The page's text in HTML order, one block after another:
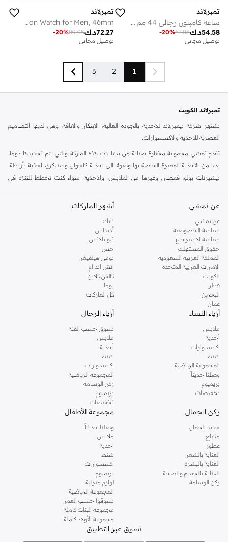
تمبرلاند
ساعة كامبتون رجالي 44 مم بقرص أخضر وحزام جلد بني
د.ك54.58
67.85
-20%
توصيل مجاني
تمبرلاند
Henniker II Green Dial Stainless Steel Bracelet Multifunction Watch for Men, 46mm
د.ك72.27
89.95
-20%
توصيل مجاني
1
2
3
تمبرلاند الكويت
تشتهر شركة تيمبرلاند للاحذية بالجودة العالية، الابتكار والاناقة، وهي لديها التصاميم
العصرية للاحذية والاكسسوارات.
تقدم نمشي مجموعة مختارة بعناية من ستايلات هذه الماركة والتي يتم تجديدها دوما،
بدءا من الاحذية المميزة الخاصة بها وصولا الى احذية كاجوال وسنيكرز، احذية بأربطة،
تيشيرتات بولو، قمصان وغيرها من الملابس، والاحذية. سواء كنت تخطط للتنزه في
في افضل حالاته. هنا في نمشي، لدينا مجموعة متزايدة من الستايلات للرجال، النساء
والاطفال، كل ذلك في مكان واحد.
تسوق تمبرلاند اون لاين السالمية
تعرف احذية تمبرلاند بصلابتها، مهارتها الحرفية وستايلها. جنبا الى جنب مع الجزم
الاسطورية، لدينا جميع احتياجاتك الكاجوال الاخرى في متجر تمبرلاند اون لاين في
نمشي. يمكن العثور على جزم، احذية رياضية وغيرها من الستايلات الاخرى التي ستجدها
في مجموعة تمبرلاند اون لاين. تسوق احذية تمبرلاند اون لاين واحصل على خدمة تسليم
سريع الى عتبة دارك.
عن نمشي
عن نمشي
سياسة الخصوصية
سياسة الاسترجاع
حقوق المستهلك
المملكة العربية السعودية
الإمارات العربية المتحدة
الكويت
قطر
البحرين
عمان
أشهر الماركات
نايك
أديداس
نيو بالانس
جس
تومي هيلفيغر
اتش اند ام
كالفن كلاين
بوما
كل الماركات
أزياء النساء
ملابس
أحذية
اكسسوارات
شنط
المجموعة الرياضية
وصلنا حديثاً
بريميوم
تخفيضات
أزياء الرجال
تسوق حسب الفئة
ملابس
أحذية
شنط
اكسسوارات
المجموعة الرياضية
ركن الوسامة
بريميوم
تخفيضات
ركن الجمال
جديد الجمال
مكياج
عطور
العناية بالشعر
العناية بالبشرة
العناية بالجسم والصحة
ركن الوسامة
مجموعة الأطفال
وصلنا حديثاً
ملابس
احذية
شنط
اكسسوارات
بريميوم
لوازم منزلية
المجموعة الرياضية
تسوقوا حسب العمر
مجموعة البنات كاملة
مجموعة الأولاد كاملة
تسوق عبر التطبيق